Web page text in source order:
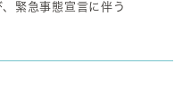
緊急事態宣言に伴う